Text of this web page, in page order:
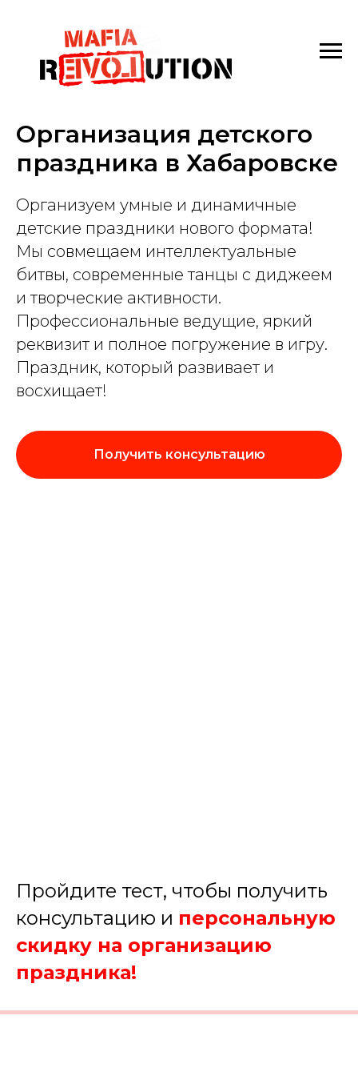
Организация детского
праздника в Хабаровске
Организуем умные и динамичные
детские праздники нового формата!
Мы совмещаем интеллектуальные
битвы, современные танцы с диджеем
и творческие активности.
Профессиональные ведущие, яркий
реквизит и полное погружение в игру.
Праздник, который развивает и
восхищает!
Получить консультацию
Пройдите тест, чтобы получить
консультацию и персональную
скидку на организацию
праздника!